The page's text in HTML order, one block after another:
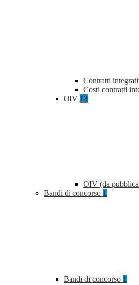
Contratti
Costi contratti
OIV 13
OIV (da
Bandi di concorso 1
Bandi di concorso 1